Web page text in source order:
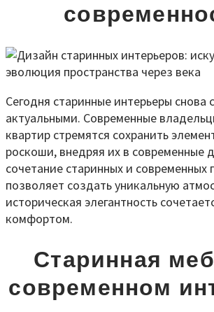
Сегодня старинные интерьеры снова
актуальными. Современные
квартир стремятся сохранить
роскоши, внедряя их в современные
сочетание старинных и современных
позволяет создать уникальную
историческая элегантность
комфортом.
Старинная
современном